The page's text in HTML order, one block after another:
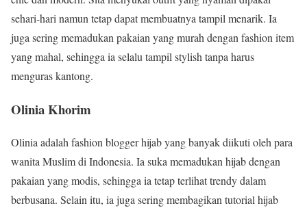
sehari-hari namun tetap dapat membuatnya tampil menarik. Ia
juga sering memadukan pakaian yang murah dengan fashion item
yang mahal, sehingga ia selalu tampil stylish tanpa harus
menguras kantong.
Olinia Khorim
Olinia adalah fashion blogger hijab yang banyak diikuti oleh para
wanita Muslim di Indonesia. Ia suka memadukan hijab dengan
pakaian yang modis, sehingga ia tetap terlihat trendy dalam
berbusana. Selain itu, ia juga sering membagikan tutorial hijab